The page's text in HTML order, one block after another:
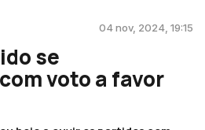
04 nov, 2024, 19:15
se
voto a favor